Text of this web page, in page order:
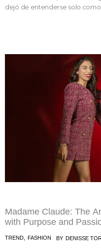
dejó de entenderse solo como
Madame Claude: The
with Purpose and
TREND FASHION BY DENISSE